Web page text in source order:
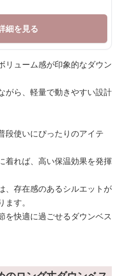
細を見る
リューム感が印象的なダウン
がら、軽量で動きやすい設計
段使いにぴったりのアイテ
着れば、高い保温効果を発揮
、存在感のあるシルエットが
す。
を快適に過ごせるダウンベス